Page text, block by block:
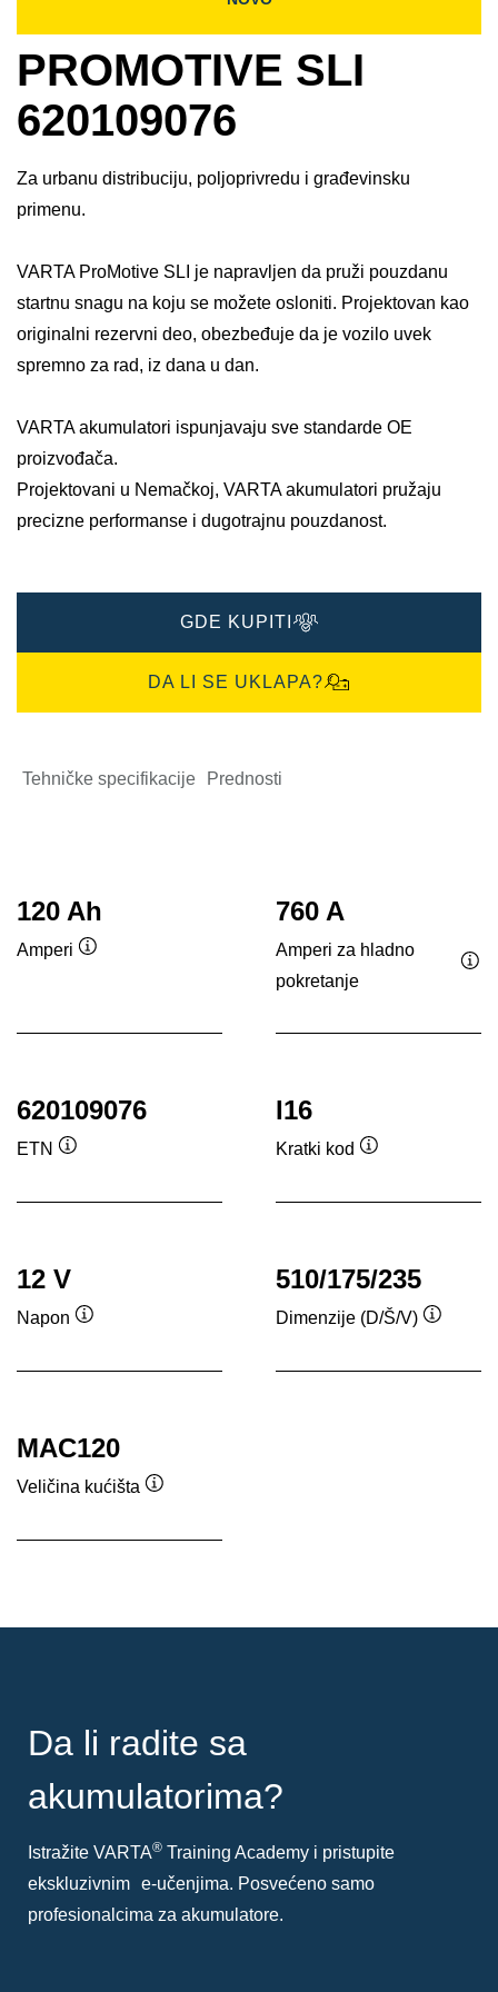
PROMOTIVE SLI
620109076
Za urbanu distribuciju, poljoprivredu i građevinsku
primenu.
VARTA ProMotive SLI je napravljen da pruži pouzdanu
startnu snagu na koju se možete osloniti. Projektovan kao
originalni rezervni deo, obezbeđuje da je vozilo uvek
spremno za rad, iz dana u dan.​
VARTA akumulatori ispunjavaju sve standarde OE
proizvođača.​
Projektovani u Nemačkoj, VARTA akumulatori pružaju
precizne performanse i dugotrajnu pouzdanost.
GDE KUPITI
DA LI SE UKLAPA?
Tehničke specifikacije Prednosti
120 Ah
Amperi
760 A
Amperi za hladno
pokretanje
620109076
ETN
I16
Kratki kod
12 V
Napon
510/175/235
Dimenzije (D/Š/V)
MAC120
Veličina kućišta
Da li radite sa
akumulatorima?
Istražite VARTA® Training Academy i pristupite
ekskluzivnim e-učenjima. Posvećeno samo
profesionalcima za akumulatore.